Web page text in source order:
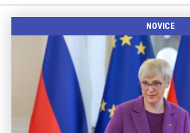
NOVICE